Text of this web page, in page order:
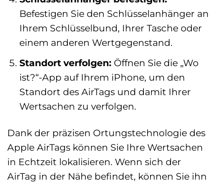
Befestigen Sie den Schlüsselanhänger an
Ihrem Schlüsselbund, Ihrer Tasche oder
einem anderen Wertgegenstand.
Standort verfolgen: Öffnen Sie die „Wo
ist?“-App auf Ihrem iPhone, um den
Standort des AirTags und damit Ihrer
Wertsachen zu verfolgen.
Dank der präzisen Ortungstechnologie des
Apple AirTags können Sie Ihre Wertsachen
in Echtzeit lokalisieren. Wenn sich der
AirTag in der Nähe befindet, können Sie ihn